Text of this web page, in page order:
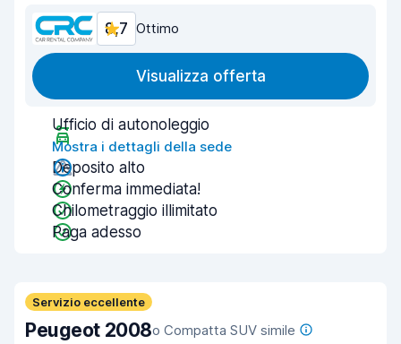
8,7 Ottimo
Visualizza offerta
Ufficio di autonoleggio
Mostra i dettagli della sede
Deposito alto
Conferma immediata!
Chilometraggio illimitato
Paga adesso
Servizio eccellente
Peugeot 2008o Compatta SUV simile